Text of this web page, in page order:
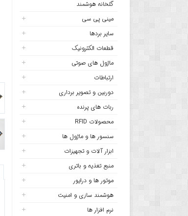
گلخانه هوشمند
مینی پی سی
سایر بردها
قطعات الکترونیک
ماژول های صوتی
ارتباطات
دوربین و تصویر برداری
ربات های پرنده
محصولات RFID
سنسور ها و ماژول ها
ابزار آلات و تجهیزات
منبع تغذیه و باتری
موتور ها و درایور
هوشمند سازی و امنیت
نرم افزار ها